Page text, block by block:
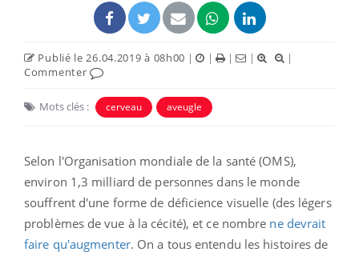
Publié le 26.04.2019 à 08h00 | | | |
|
Commenter
Mots clés : cerveau aveugle
Selon l'Organisation mondiale de la santé (OMS),
environ 1,3 milliard de personnes dans le monde
souffrent d'une forme de déficience visuelle (des légers
problèmes de vue à la cécité), et ce nombre ne devrait
faire qu'augmenter. On a tous entendu les histoires de